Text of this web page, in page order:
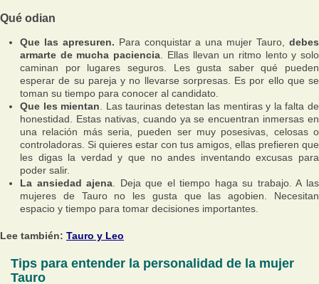
Qué odian
Que las apresuren. Para conquistar a una mujer Tauro,debes
armarte de mucha paciencia . Ellas llevan un ritmo lento y solo
caminan por lugares seguros. Les gusta saber qué pueden
esperar de su pareja y no llevarse sorpresas. Es por ello que se
toman su tiempo para conocer al candidato.
Que les mientan . Las taurinas detestan las mentiras y la falta de
honestidad. Estas nativas, cuando ya se encuentran inmersas en
una relación más seria, pueden ser muy posesivas, celosas o
controladoras. Si quieres estar con tus amigos, ellas prefieren que
les digas la verdad y que no andes inventando excusas para
poder salir.
La ansiedad ajena . Deja que el tiempo haga su trabajo. A las
mujeres de Tauro no les gusta que las agobien. Necesitan
espacio y tiempo para tomar decisiones importantes.
Lee también: Tauro y Leo
Tips para entender la personalidad de la mujer
Tauro